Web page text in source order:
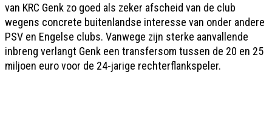
van KRC Genk zo goed als zeker afscheid van de club
wegens concrete buitenlandse interesse van onder andere
PSV en Engelse clubs. Vanwege zijn sterke aanvallende
inbreng verlangt Genk een transfersom tussen de 20 en 25
miljoen euro voor de 24-jarige rechterflankspeler.